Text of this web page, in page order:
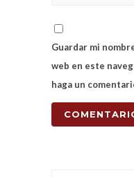
Guardar mi
web en este
haga un